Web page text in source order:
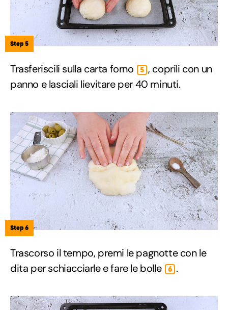
Step 5
Trasferiscili sulla carta forno 5 , coprili con un
panno e lasciali lievitare per 40 minuti.
Step 6
Trascorso il tempo, premi le pagnotte con le
dita per schiacciarle e fare le bolle
6 .